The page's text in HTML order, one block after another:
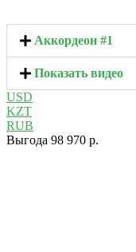
Аккордеон #1
Показать видео
USD
KZT
RUB
Выгода 98 970 р.